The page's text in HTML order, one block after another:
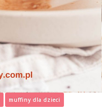
muffiny dla dzieci